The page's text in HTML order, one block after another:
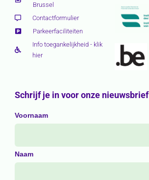
Brussel
Contactformulier
Parkeerfaciliteiten
Info toegankelijkheid - klik
hier
Schrijf je in voor onze nieuwsbrief
Voornaam
Naam